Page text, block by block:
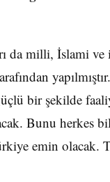
da milli, İslami
bir şekilde
Bunu herkes
emin olacak.